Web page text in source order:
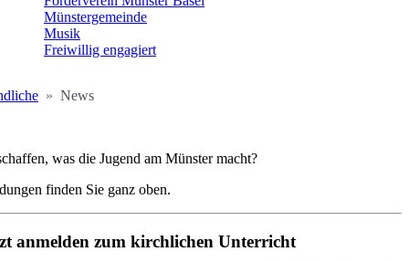
Münstergemeinde
Musik
Freiwillig engagiert
News
was die Jugend am Münster macht?
finden Sie ganz oben.
anmelden zum kirchlichen Unterricht